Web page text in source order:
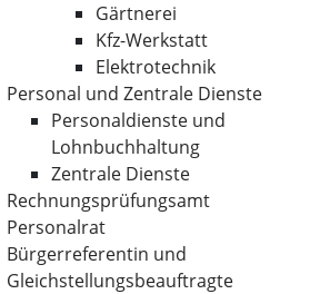
Gärtnerei
Kfz-Werkstatt
Elektrotechnik
Personal und Zentrale Dienste
Personaldienste und
Lohnbuchhaltung
Zentrale Dienste
Rechnungsprüfungsamt
Personalrat
Bürgerreferentin und
Gleichstellungsbeauftragte